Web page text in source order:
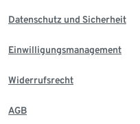
Datenschutz und Sicherheit
Einwilligungsmanagement
Widerrufsrecht
AGB